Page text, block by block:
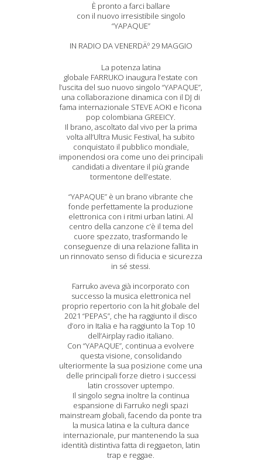
È pronto a farci ballare
con il nuovo irresistibile singolo
“YAPAQUE”
IN RADIO DA VENERDÄº 29 MAGGIO
La potenza latina
globale FARRUKO inaugura l’estate con
l’uscita del suo nuovo singolo “YAPAQUE”,
una collaborazione dinamica con il DJ di
fama internazionale STEVE AOKI e l’icona
pop colombiana GREEICY.
Il brano, ascoltato dal vivo per la prima
volta all’Ultra Music Festival, ha subito
conquistato il pubblico mondiale,
imponendosi ora come uno dei principali
candidati a diventare il più grande
tormentone dell’estate.
“YAPAQUE” è un brano vibrante che
fonde perfettamente la produzione
elettronica con i ritmi urban latini. Al
centro della canzone c’è il tema del
cuore spezzato, trasformando le
conseguenze di una relazione fallita in
un rinnovato senso di fiducia e sicurezza
in sé stessi.
Farruko aveva già incorporato con
successo la musica elettronica nel
proprio repertorio con la hit globale del
2021 “PEPAS”, che ha raggiunto il disco
d’oro in Italia e ha raggiunto la Top 10
dell’Airplay radio italiano.
Con “YAPAQUE”, continua a evolvere
questa visione, consolidando
ulteriormente la sua posizione come una
delle principali forze dietro i successi
latin crossover uptempo.
Il singolo segna inoltre la continua
espansione di Farruko negli spazi
mainstream globali, facendo da ponte tra
la musica latina e la cultura dance
internazionale, pur mantenendo la sua
identità distintiva fatta di reggaeton, latin
trap e reggae.